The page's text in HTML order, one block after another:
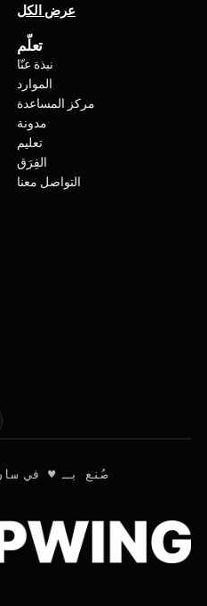
عرض الكل
تعلّم
نبذة عنّا
الموارد
مركز المساعدة
مدونة
تعليم
الفِرَق
التواصل معنا
صُنع بـ ♥ في